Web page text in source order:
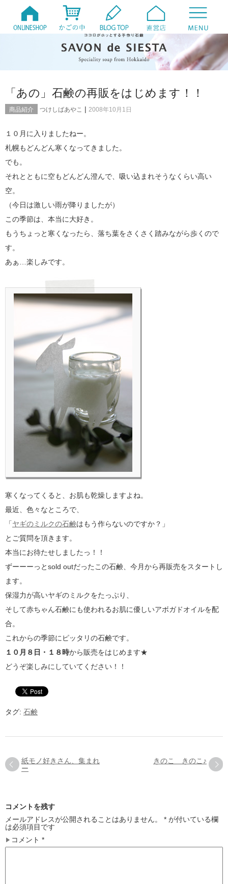
「あの」石鹸の再販をはじめます！！
商品紹介 つけしばあやこ | 2008年10月1日
１０月に入りましたねー。
札幌もどんどん寒くなってきました。
でも。
それとともに空もどんどん澄んで、吸い込まれそうなくらい高い
空。
（今日は激しい雨が降りましたが）
この季節は、本当に大好き。
もうちょっと寒くなったら、落ち葉をさくさく踏みながら歩くので
す。
あぁ…楽しみです。
寒くなってくると、お肌も乾燥しますよね。
最近、色々なところで、
「ヤギのミルクの石鹸はもう作らないのですか？」
とご質問を頂きます。
本当にお待たせしましたっ！！
ずーーーっとsold outだったこの石鹸、今月から再販売をスタートし
ます。
保湿力が高いヤギのミルクをたっぷり、
そして赤ちゃん石鹸にも使われるお肌に優しいアボガドオイルを配
合。
これからの季節にピッタリの石鹸です。
１０月８日・１８時から販売をはじめます★
どうぞ楽しみにしていてください！！
タグ: 石鹸
紙モノ好きさん、集まれ
ー
きのこ きのこ♪
コメントを残す
メールアドレスが公開されることはありません。
* が付いている欄
は必須項目です
コメント *